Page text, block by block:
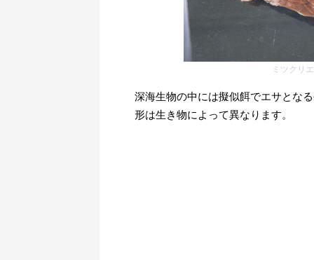
ミツクリ
深海生物の中には擬似餌でエサとな
形は生き物によって異なります。